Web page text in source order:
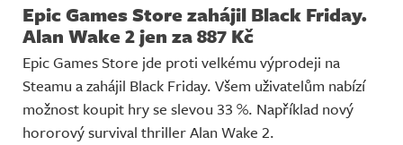
Epic Games Store zahájil Black Friday.
Alan Wake 2 jen za 887 Kč
Epic Games Store jde proti velkému výprodeji na
Steamu a zahájil Black Friday. Všem uživatelům nabízí
možnost koupit hry se slevou 33 %. Například nový
hororový survival thriller Alan Wake 2.